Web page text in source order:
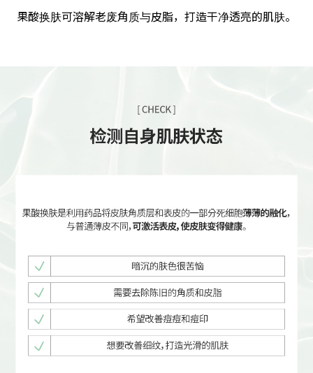
果酸换肤可溶解老废角质与皮脂，打造干净透亮的肌肤。